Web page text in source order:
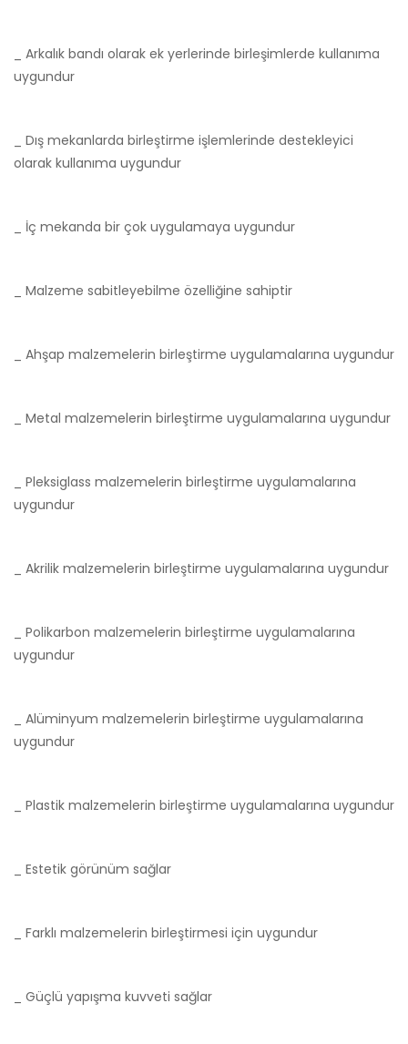
_ Arkalık bandı olarak ek yerlerinde birleşimlerde kullanıma
uygundur
_ Dış mekanlarda birleştirme işlemlerinde destekleyici
olarak kullanıma uygundur
_ İç mekanda bir çok uygulamaya uygundur
_ Malzeme sabitleyebilme özelliğine sahiptir
_ Ahşap malzemelerin birleştirme uygulamalarına uygundur
_ Metal malzemelerin birleştirme uygulamalarına uygundur
_ Pleksiglass malzemelerin birleştirme uygulamalarına
uygundur
_ Akrilik malzemelerin birleştirme uygulamalarına uygundur
_ Polikarbon malzemelerin birleştirme uygulamalarına
uygundur
_ Alüminyum malzemelerin birleştirme uygulamalarına
uygundur
_ Plastik malzemelerin birleştirme uygulamalarına uygundur
_ Estetik görünüm sağlar
_ Farklı malzemelerin birleştirmesi için uygundur
_ Güçlü yapışma kuvveti sağlar